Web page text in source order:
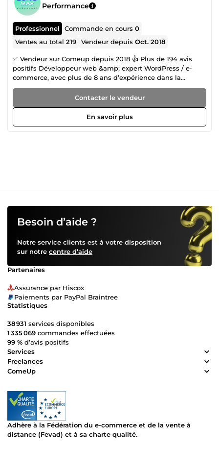
Performance
Professionnel Commande en cours0
Ventes au total219 Vendeur depuisOct. 2018
✅ Vendeur sur Comeup depuis 2018 👍 Plus de 194 avis
positifs Développeur web &amp; expert WordPress / e-
commerce, avec plus de 8 ans d’expérience dans la
création de sites web professionnels, boutiques e-
commerce, plateformes d’affiliation et systèmes
automatisés. J’accompagne particuliers, entrepreneurs et
entreprises dans la mise en place de solutions digitales
clés en main, performantes, sécurisées et optimisées pour
Sécurité, migration et correction de bugs WordPress Email
marketing &amp; automatisation Plugins WordPress
&amp; solutions sur mesure 💡 Pourquoi me choisir ? Plus
de 8 ans d’expertise dans le web et le e-commerce Travail
professionnel et soigné Solutions évolutives adaptées à
vos objectifs Respect des délais Assistance et
qualité/prix 🎯 Mon objectif : vous livrer un site performant,
Contactez-moi pour discuter de votre projet.
Contacter le vendeur
En savoir plus
Besoin d’aide ?
Notre service clients est à votre disposition
sur notre centre d’aide
Partenaires
Assurance par Hiscox
Paiements par PayPal Braintree
Statistiques
38 931 services disponibles
1 335 069 commandes effectuées
99 % d’avis positifs
Services
Freelances
ComeUp
Adhère à la Fédération du e-commerce et de la vente à
distance (Fevad) et à sa charte qualité.